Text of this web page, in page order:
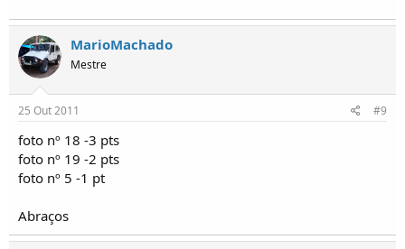
MarioMachado
Mestre
25 Out 2011 #9
foto nº 18 -3 pts
foto nº 19 -2 pts
foto nº 5 -1 pt
Abraços